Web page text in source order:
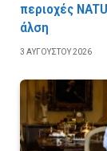
περιοχές
άλση
3 ΑΥΓΟΎΣΤΟΥ 2026